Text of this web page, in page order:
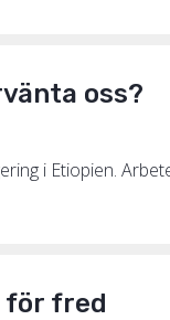
oss?
i Etiopien.
för fred